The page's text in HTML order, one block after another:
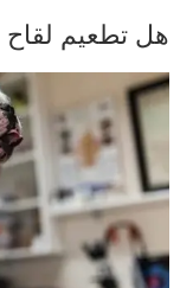
هل تطعيم لقاح